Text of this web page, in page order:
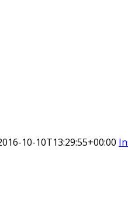
10-10T13:29:55+00:00